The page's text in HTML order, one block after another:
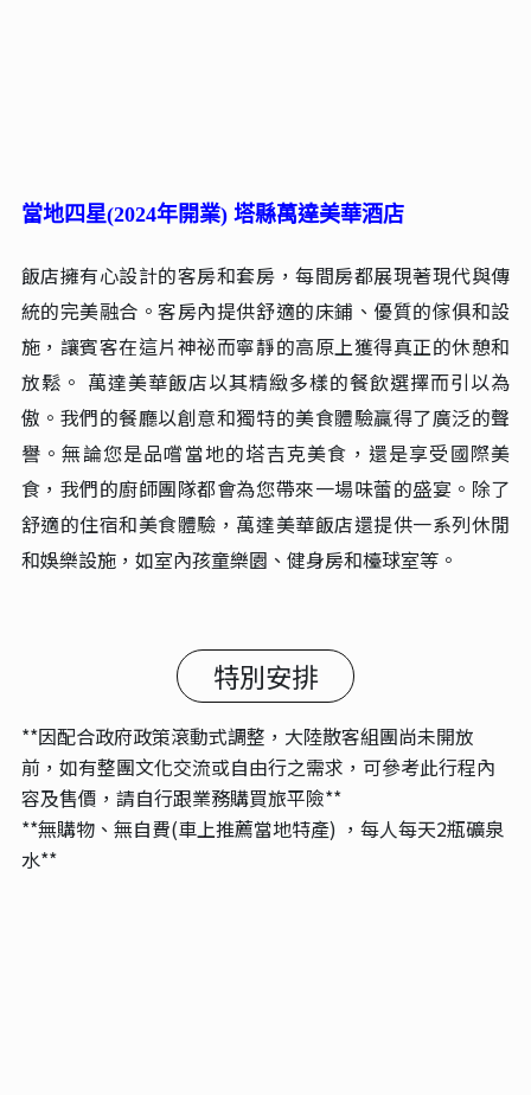
擁有257間客房，包括商務雙床房、商務單人間和三人間，
所有房間均採用幹濕分離設計，寬敞舒適。 設施方面，配
備中西餐廳、7間豪華餐飲包間、宴會廳、多功能會議室、